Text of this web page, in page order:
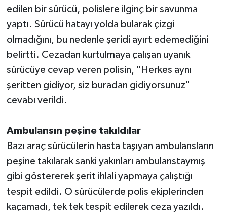
edilen bir sürücü, polislere ilginç bir savunma
yaptı. Sürücü hatayı yolda bularak çizgi
olmadığını, bu nedenle şeridi ayırt edemediğini
belirtti. Cezadan kurtulmaya çalışan uyanık
sürücüye cevap veren polisin, "Herkes aynı
şeritten gidiyor, siz buradan gidiyorsunuz"
cevabı verildi.
Ambulansın peşine takıldılar
Bazı araç sürücülerin hasta taşıyan ambulansların
peşine takılarak sanki yakınları ambulanstaymış
gibi göstererek şerit ihlali yapmaya çalıştığı
tespit edildi. O sürücülerde polis ekiplerinden
kaçamadı, tek tek tespit edilerek ceza yazıldı.